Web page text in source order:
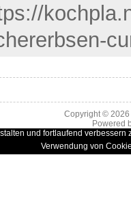
Copyright ©
Powered
und fortlaufend
Verwendung von